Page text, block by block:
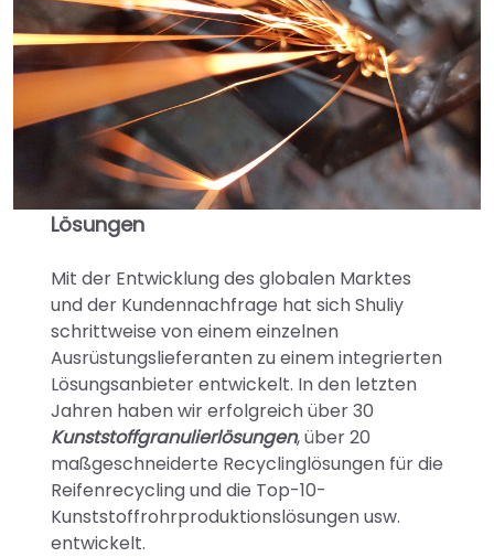
Lösungen
Mit der Entwicklung des globalen Marktes
und der Kundennachfrage hat sich Shuliy
schrittweise von einem einzelnen
Ausrüstungslieferanten zu einem integrierten
Lösungsanbieter entwickelt. In den letzten
Jahren haben wir erfolgreich über 30
Kunststoffgranulierlösungen, über 20
maßgeschneiderte Recyclinglösungen für die
Reifenrecycling und die Top-10-
Kunststoffrohrproduktionslösungen usw.
entwickelt.